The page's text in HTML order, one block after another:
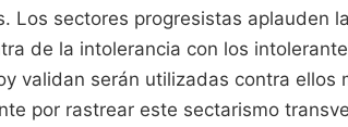
Los sectores progresistas aplauden
de la intolerancia con los
validan serán utilizadas contra ellos
por rastrear este sectarismo